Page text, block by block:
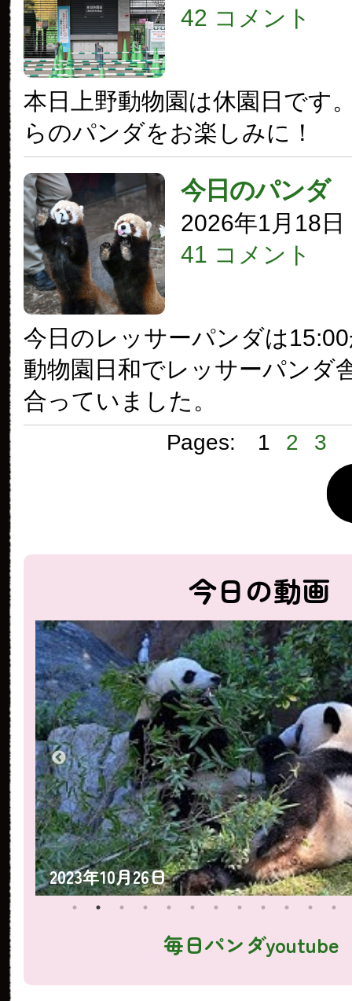
42 コメント
本日上野動物園は休園日です
らのパンダをお楽しみに！
今日のパンダ
2026年1月18日
41 コメント
今日のレッサーパンダは
動物園日和でレッサーパンダ
合っていました。
Pages: 1 2 3
今日の動画
2023年10月25日
毎日パンダyoutube